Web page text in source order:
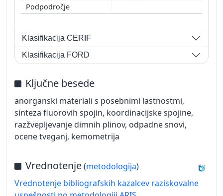
Klasifikacija CERIF
Klasifikacija FORD
Ključne besede
anorganski materiali s posebnimi lastnostmi,
sinteza fluorovih spojin, koordinacijske spojine,
razžvepljevanje dimnih plinov, odpadne snovi,
ocene tveganj, kemometrija
Vrednotenje(metodologija)
Vrednotenje bibliografskih kazalcev raziskovalne